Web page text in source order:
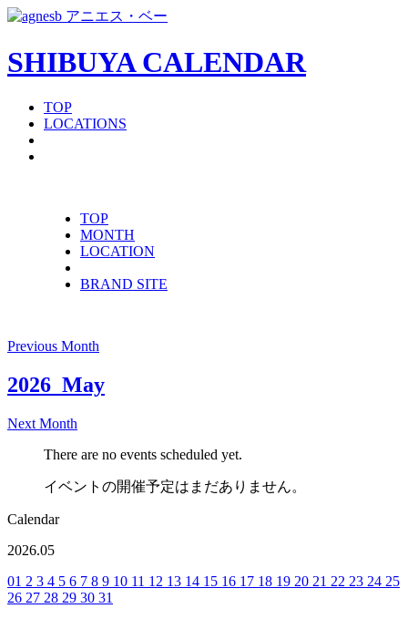
SHIBUYA CALENDAR
TOP
LOCATIONS
TOP
MONTH
LOCATION
BRAND SITE
Previous Month
2026 May
Next Month
There are no events scheduled yet.
イベントの開催予定はまだありません。
Calendar
2026.05
01 2 3 4 5 6 7 8 9 10 11 12 13 14 15 16 17 18 19 20 21 22 23 24 25
26 27 28 29 30 31